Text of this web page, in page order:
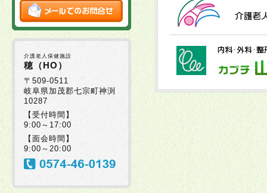
2025年08月29日
2025年08月05日
2025年07月30日
2025年07月08日
2025年07月08日
介護老人保健施設
穂（HO）
〒509-0511
岐阜県加茂郡七宗町神渕
10287
【受付時間】
9:00～17:00
【面会時間】
9:00～20:00